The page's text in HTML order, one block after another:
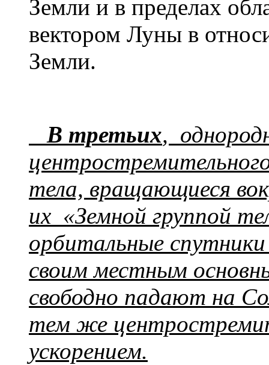
Земли и в пределах
вектором Луны в
Земли.
В третьих,
тела, вращающиеся
их «Земной группой
орбитальные
своим местным
свободно падают на
тем же
ускорением.